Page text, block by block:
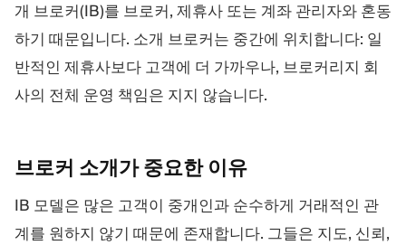
개 브로커(IB)를 브로커, 제휴사 또는 계좌 관리자와 혼동
하기 때문입니다. 소개 브로커는 중간에 위치합니다: 일
반적인 제휴사보다 고객에 더 가까우나, 브로커리지 회
사의 전체 운영 책임은 지지 않습니다.
브로커 소개가 중요한 이유
IB 모델은 많은 고객이 중개인과 순수하게 거래적인 관
계를 원하지 않기 때문에 존재합니다. 그들은 지도, 신뢰,